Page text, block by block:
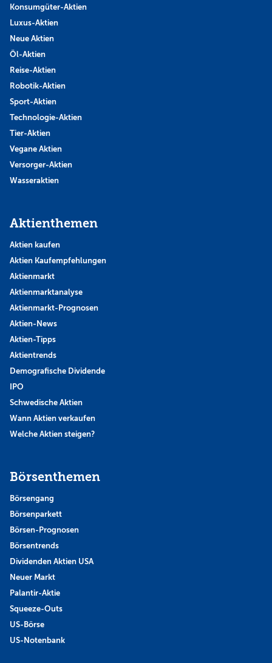
Konsumgüter-Aktien
Luxus-Aktien
Neue Aktien
Öl-Aktien
Reise-Aktien
Robotik-Aktien
Sport-Aktien
Technologie-Aktien
Tier-Aktien
Vegane Aktien
Versorger-Aktien
Wasseraktien
Aktienthemen
Aktien kaufen
Aktien Kaufempfehlungen
Aktienmarkt
Aktienmarktanalyse
Aktienmarkt-Prognosen
Aktien-News
Aktien-Tipps
Aktientrends
Demografische Dividende
IPO
Schwedische Aktien
Wann Aktien verkaufen
Welche Aktien steigen?
Börsenthemen
Börsengang
Börsenparkett
Börsen-Prognosen
Börsentrends
Dividenden Aktien USA
Neuer Markt
Palantir-Aktie
Squeeze-Outs
US-Börse
US-Notenbank